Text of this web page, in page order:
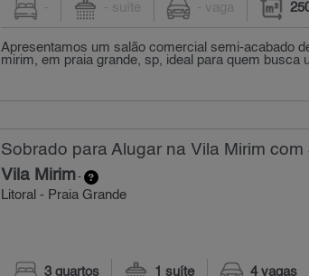
- - suíte - vaga
Apresentamos um salão comercial semi-acabado
mirim, em praia grande, sp, ideal para quem busca
Sobrado para Alugar na Vila Mirim com
Vila Mirim-
Litoral - Praia Grande
3 quartos 1 suíte 4 vagas